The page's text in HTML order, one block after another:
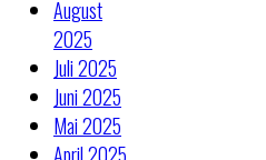
August
2025
Juli 2025
Juni 2025
Mai 2025
April 2025